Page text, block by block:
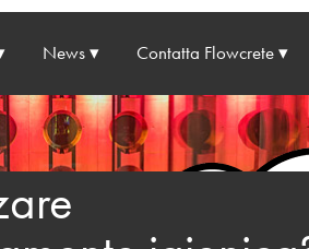
News Contatta Flowcrete